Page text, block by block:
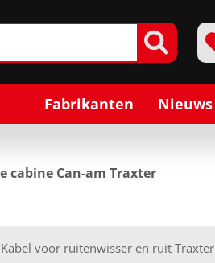
Fabrikanten Nieuws
cabine Can-am Traxter
Kabel voor ruitenwisser en ruit Traxter